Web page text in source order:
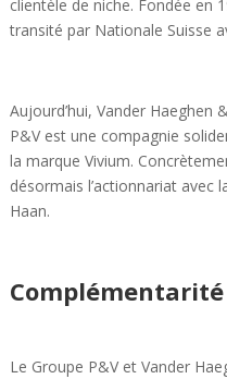
clientèle de niche. Fondée en
transité par Nationale Suisse
Aujourd’hui, Vander
P&V est une compagnie
la marque Vivium.
désormais l’actionnariat avec
Haan.
Complémentarité
Le Groupe P&V et Vander